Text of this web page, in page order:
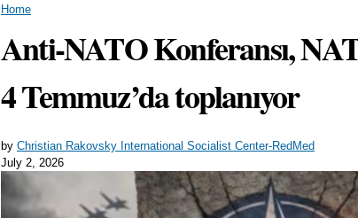
You are here
Home
Anti-NATO Konferansı,
4 Temmuz’da toplanıyor
by Christian Rakovsky International Socialist Center-RedMed
July 2, 2026